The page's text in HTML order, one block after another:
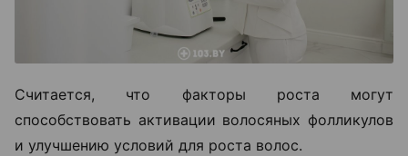
Считается, что факторы роста могут
способствовать активации волосяных фолликулов
и улучшению условий для роста волос.